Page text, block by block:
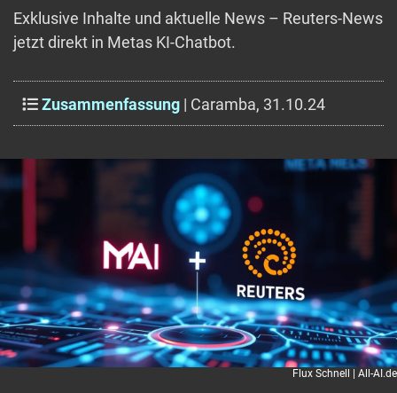
Exklusive Inhalte und aktuelle News – Reuters-News
jetzt direkt in Metas KI-Chatbot.
Zusammenfassung | Caramba, 31.10.24
Flux Schnell | All-AI.de